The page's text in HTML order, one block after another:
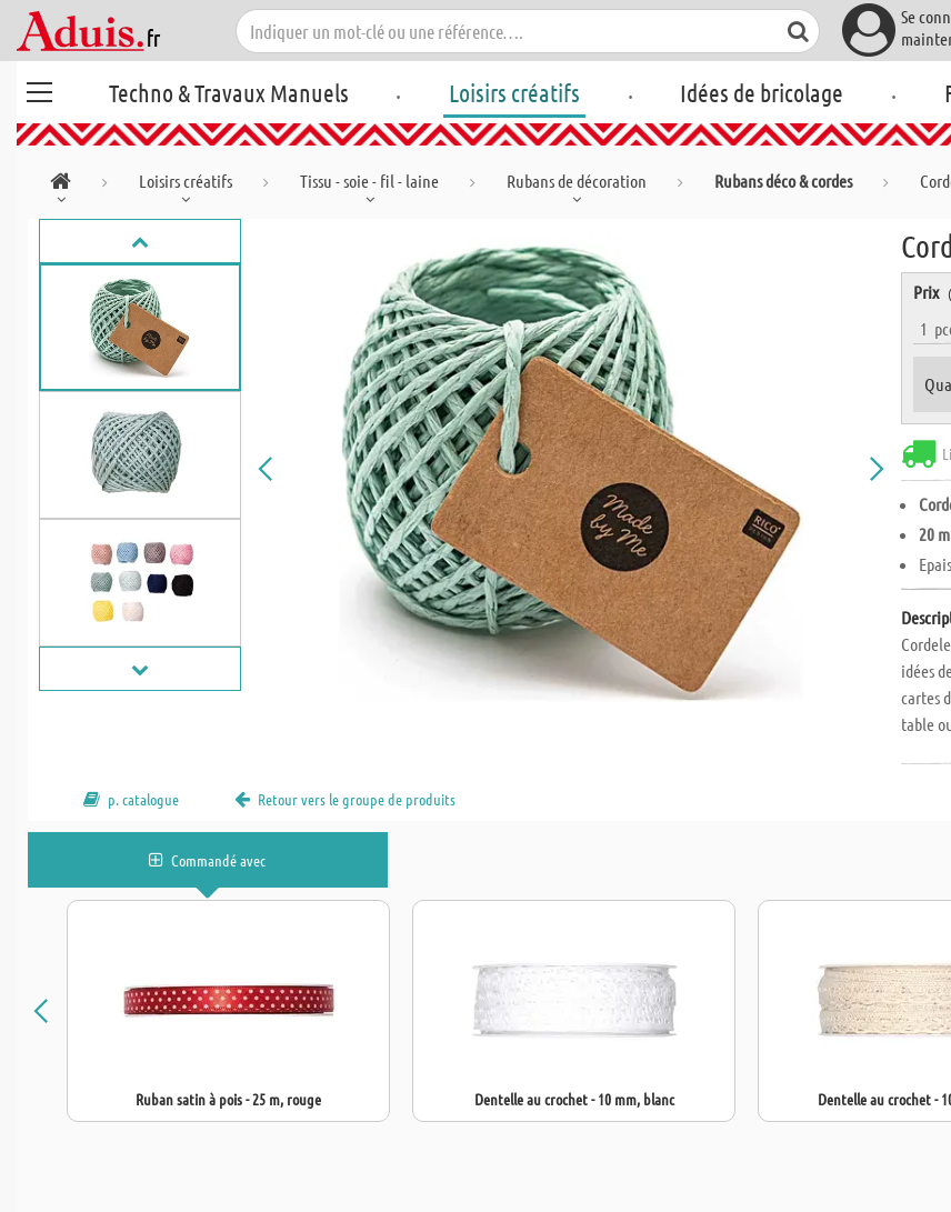
Se
Techno & Travaux Manuels . Loisirs créatifs . Idées de bricolage .
Loisirs créatifs Tissu - soie - fil - laine Rubans de décoration Rubans déco & cordes
Prix
1
20 m
idées
cartes
table
p. catalogue Retour vers le groupe de produits
Commandé avec
Ruban satin à pois - 25 m, rouge Dentelle au crochet - 10 mm, blanc Dentelle au crochet -